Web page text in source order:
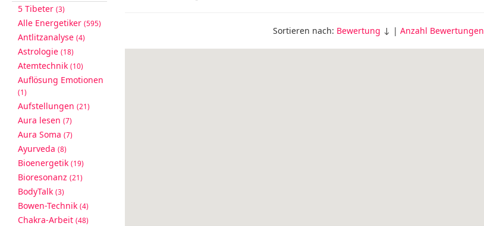
5 Tibeter (3)
Alle Energetiker (595)
Antlitzanalyse (4)
Astrologie (18)
Atemtechnik (10)
Auflösung Emotionen
(1)
Aufstellungen (21)
Aura lesen (7)
Aura Soma (7)
Ayurveda (8)
Bioenergetik (19)
Bioresonanz (21)
BodyTalk (3)
Bowen-Technik (4)
Chakra-Arbeit (48)
Sortieren nach: Bewertung ↓ | Anzahl Bewertungen